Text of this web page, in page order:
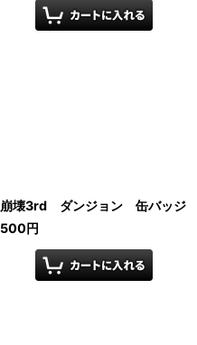
崩壊3rd ダンジョン 缶バッジ
500円